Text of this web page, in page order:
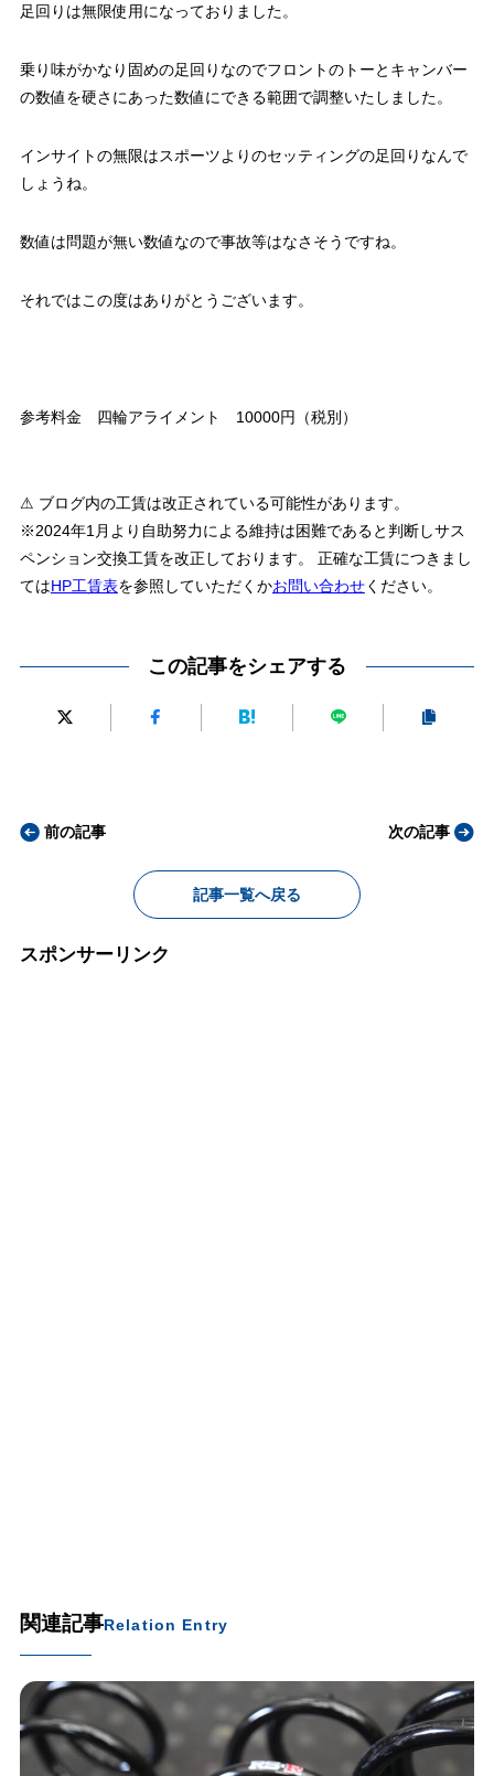
足回りは無限使用になっておりました。
乗り味がかなり固めの足回りなのでフロントのトーとキャンバー
の数値を硬さにあった数値にできる範囲で調整いたしました。
インサイトの無限はスポーツよりのセッティングの足回りなんで
しょうね。
数値は問題が無い数値なので事故等はなさそうですね。
それではこの度はありがとうございます。
参考料金 四輪アライメント 10000円（税別）
⚠ ブログ内の工賃は改正されている可能性があります。
※2024年1月より自助努力による維持は困難であると判断しサス
ペンション交換工賃を改正しております。 正確な工賃につきまし
てはHP工賃表を参照していただくかお問い合わせください。
この記事をシェアする
前の記事
記事一覧へ戻る
次の記事
スポンサーリンク
関連記事Relation Entry